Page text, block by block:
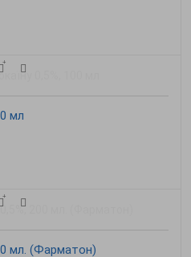
мл
мл. (Фарматон)